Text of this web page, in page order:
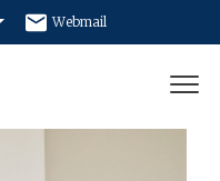
Webmail